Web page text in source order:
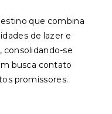
que combina
de lazer e
se
busca contato
promissores.